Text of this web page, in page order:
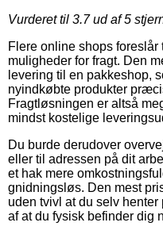
Vurderet til 3.7ud af 5
Flere online shops
muligheder for fragt. Den
levering til en pakkeshop,
nyindkøbte produkter
Fragtløsningen er altså
mindst kostelige
Du burde derudover
eller til adressen på dit
et hak mere
gnidningsløs. Den mest
uden tvivl at du selv
af at du fysisk befinder dig